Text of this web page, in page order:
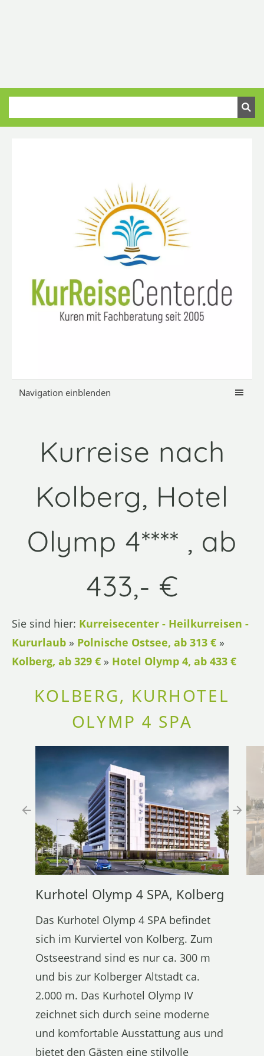
Navigation einblenden
Kurreise nach
Kolberg, Hotel
Olymp 4**** , ab
433,- €
Sie sind hier: Kurreisecenter - Heilkurreisen -
Kururlaub » Polnische Ostsee, ab 313 € »
Kolberg, ab 329 € » Hotel Olymp 4, ab 433 €
KOLBERG, KURHOTEL
OLYMP 4 SPA
Kurhotel Olymp 4 SPA, Kolberg
Das Kurhotel Olymp 4 SPA befindet
sich im Kurviertel von Kolberg. Zum
Ostseestrand sind es nur ca. 300 m
und bis zur Kolberger Altstadt ca.
2.000 m. Das Kurhotel Olymp IV
zeichnet sich durch seine moderne
und komfortable Ausstattung aus und
bietet den Gästen eine stilvolle